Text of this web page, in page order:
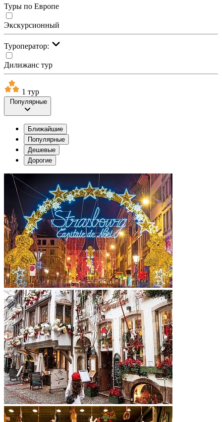
Туры по Европе
Экскурсионный
Туроператор:
Дилижанс тур
1 тур
Популярные
Ближайшие
Популярные
Дешевые
Дорогие